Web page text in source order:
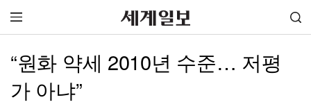
“원화 약세 2010년 수준… 저평
가 아냐”